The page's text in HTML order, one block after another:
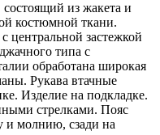
из жакета и
костюмной ткани.
центральной застежкой
типа с
обработана широкая
Рукава втачные
Изделие на подкладке.
стрелками. Пояс
и молнию, сзади на